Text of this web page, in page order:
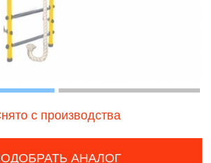
Змеи,
девочек
Фермерские
заботы
с производства
АНАЛОГ